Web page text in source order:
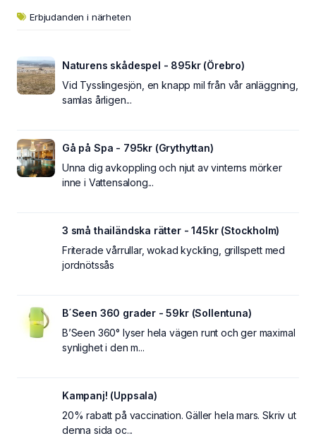
Erbjudanden i närheten
Naturens skådespel - 895kr (Örebro)
Vid Tysslingesjön, en knapp mil från vår anläggning,
samlas årligen...
Gå på Spa - 795kr (Grythyttan)
Unna dig avkoppling och njut av vinterns mörker
inne i Vattensalong...
3 små thailändska rätter - 145kr (Stockholm)
Friterade vårrullar, wokad kyckling, grillspett med
jordnötssås
B´Seen 360 grader - 59kr (Sollentuna)
B’Seen 360° lyser hela vägen runt och ger maximal
synlighet i den m...
Kampanj! (Uppsala)
20% rabatt på vaccination. Gäller hela mars. Skriv ut
denna sida oc...